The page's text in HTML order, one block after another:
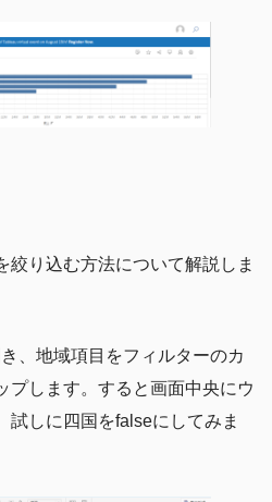
絞り込む方法について解説しま
、地域項目をフィルターのカ
プします。すると画面中央にウ
試しに四国をfalseにしてみま